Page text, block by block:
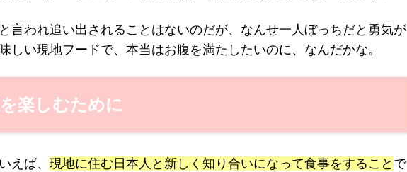
言われ追い出されることはないのだが、なんせ一人ぼっちだと勇気が
しい現地フードで、本当はお腹を満たしたいのに、なんだかな。
楽しむために
えば、 現地に住む日本人と新しく知り合いになって食事をすること で